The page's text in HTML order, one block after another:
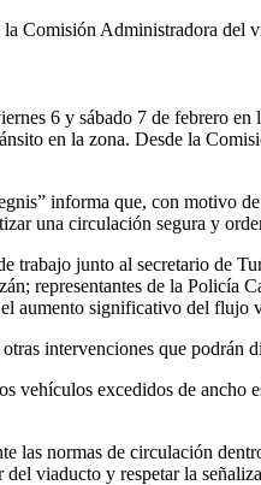
Comisión Administradora del
6 y sábado 7 de febrero
en la zona. Desde la
informa que, con motivo
una circulación segura y
junto al secretario de
representantes de la Policía
aumento significativo del flujo
intervenciones que
excedidos de ancho
las normas de circulación
viaducto y respetar la